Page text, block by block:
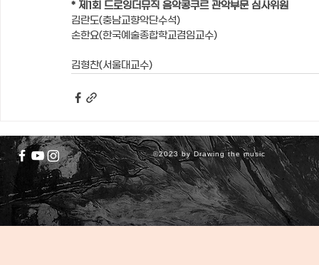
* 제1회 드로잉더뮤직 음악콩쿠르 관악부문 심사위원
김란도(충남교향악단수석)
손한요(한국예술종합학교겸임교수)
김형찬(서울대교수)
©2023 by Drawing the music